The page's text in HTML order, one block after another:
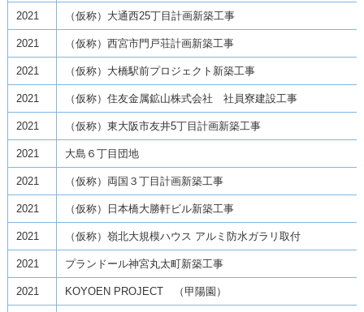
2021 （仮称）大通西25丁目計画新築工事
2021 （仮称）西宮市門戸荘計画新築工事
2021 （仮称）大橋駅前プロジェクト新築工事
2021 （仮称）住友金属鉱山株式会社 社員寮建設工事
2021 （仮称）東大阪市友井5丁目計画新築工事
2021 大島６丁目団地
2021 （仮称）両国３丁目計画新築工事
2021 （仮称）日本橋大勝軒ビル新築工事
2021 （仮称）嶺北大規模ハウス アルミ防水ガラリ取付
2021 プランドール神宮丸太町新築工事
2021 KOYOEN PROJECT （甲陽園）